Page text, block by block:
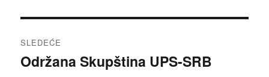
SLEDEĆE
Sledeći
Održana Skupština UPS-SRB